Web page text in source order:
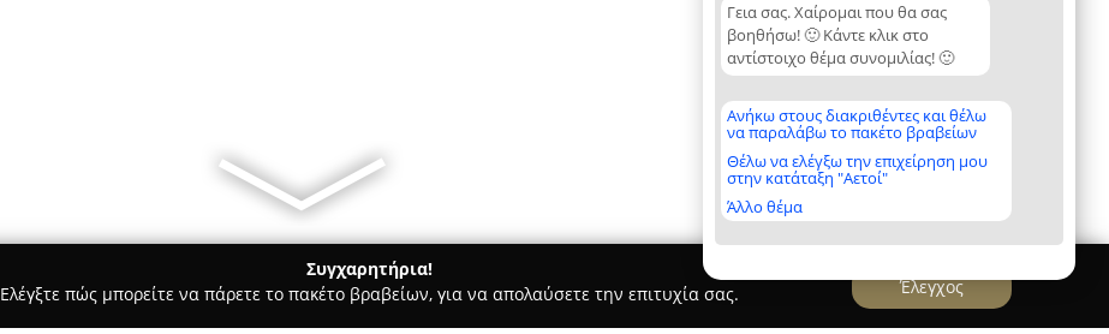
Γεια σας. Χαίρομαι που θα σας
βοηθήσω! 🙂 Κάντε κλικ στο
αντίστοιχο θέμα συνομιλίας! 🙂
Ανήκω στους διακριθέντες και θέλω
να παραλάβω το πακέτο βραβείων
Θέλω να ελέγξω την επιχείρηση μου
στην κατάταξη "Αετοί"
Άλλο θέμα
Συγχαρητήρια!
Ελέγξτε πώς μπορείτε να πάρετε το πακέτο βραβείων, για να απολαύσετε την επιτυχία σας.
Έλεγχος